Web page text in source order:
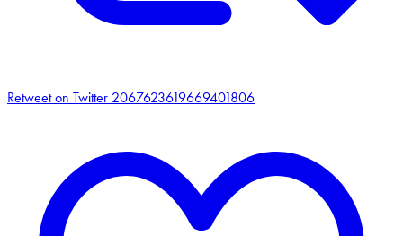
Retweet on Twitter 2067623619669401806